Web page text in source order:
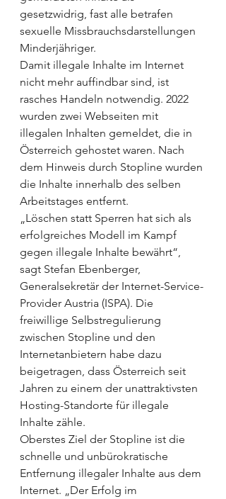
gesetzwidrig, fast alle betrafen
sexuelle Missbrauchsdarstellungen
Minderjähriger.
Damit illegale Inhalte im Internet
nicht mehr auffindbar sind, ist
rasches Handeln notwendig. 2022
wurden zwei Webseiten mit
illegalen Inhalten gemeldet, die in
Österreich gehostet waren. Nach
dem Hinweis durch Stopline wurden
die Inhalte innerhalb des selben
Arbeitstages entfernt.
„Löschen statt Sperren hat sich als
erfolgreiches Modell im Kampf
gegen illegale Inhalte bewährt“,
sagt Stefan Ebenberger,
Generalsekretär der Internet-Service-
Provider Austria (ISPA). Die
freiwillige Selbstregulierung
zwischen Stopline und den
Internetanbietern habe dazu
beigetragen, dass Ös­terreich seit
Jahren zu einem der unattraktivsten
Hosting-Standorte für illegale
Inhalte zähle.
Oberstes Ziel der Stopline ist die
schnelle und unbürokratische
Entfernung illegaler Inhalte aus dem
Internet. „Der Erfolg im